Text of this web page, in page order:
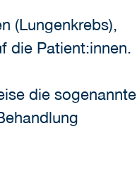
(Lungenkrebs),
die Patient:innen.
die sogenannte